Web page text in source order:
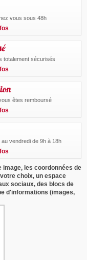
vous sous 48h
totalement sécurisés
êtes remboursé
vendredi de 9h à 18h
les coordonnées de
choix, un espace
sociaux, des blocs de
d'informations (images,